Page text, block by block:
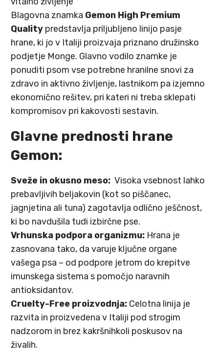
Blagovna znamka Gemon High Premium
Quality predstavlja priljubljeno linijo pasje
hrane, ki jo v Italiji proizvaja priznano družinsko
podjetje Monge. Glavno vodilo znamke je
ponuditi psom vse potrebne hranilne snovi za
zdravo in aktivno življenje, lastnikom pa izjemno
ekonomično rešitev, pri kateri ni treba sklepati
kompromisov pri kakovosti sestavin.
Glavne prednosti hrane
Gemon:
Sveže in okusno meso: Visoka vsebnost lahko
prebavljivih beljakovin (kot so piščanec,
jagnjetina ali tuna) zagotavlja odlično ješčnost,
ki bo navdušila tudi izbirčne pse.
Vrhunska podpora organizmu: Hrana je
zasnovana tako, da varuje ključne organe
vašega psa – od podpore jetrom do krepitve
imunskega sistema s pomočjo naravnih
antioksidantov.
Cruelty-Free proizvodnja: Celotna linija je
razvita in proizvedena v Italiji pod strogim
nadzorom in brez kakršnihkoli poskusov na
živalih.